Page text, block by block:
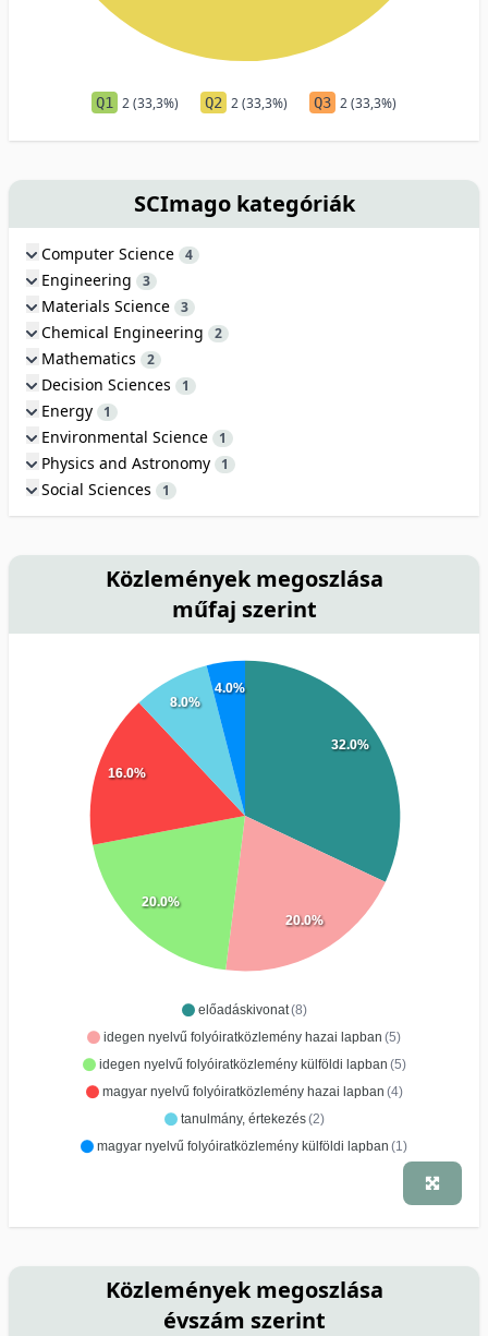
Q1 2 (33,3%) Q2 2 (33,3%) Q3 2 (33,3%)
SCImago kategóriák
Computer Science 4
Engineering 3
Materials Science 3
Chemical Engineering 2
Mathematics 2
Decision Sciences 1
Energy 1
Environmental Science 1
Physics and Astronomy 1
Social Sciences 1
Közlemények megoszlása
műfaj szerint
előadáskivonat(8)
idegen nyelvű folyóiratközlemény hazai lapban (5)
idegen nyelvű folyóiratközlemény külföldi lapban (5)
magyar nyelvű folyóiratközlemény hazai lapban (4)
tanulmány, értekezés(2)
magyar nyelvű folyóiratközlemény külföldi lapban (1)
32.0%
20.0%
20.0%
16.0%
8.0%
4.0%
Közlemények megoszlása
évszám szerint